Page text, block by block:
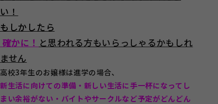
い！
もしかしたら
確かに！ と思われる方もいらっしゃるかもしれ
ません
高校3年生のお嬢様は進学の場合、
新生活に向けての準備・新しい生活に手一杯になってし
まい余裕がない・バイトやサークルなど予定がどんどん